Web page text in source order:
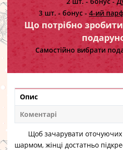
3 шт. - бонус -4-ий
Що потрібно
Самостійно вибрати
Опис
Коментарі
Щоб зачарувати оточуючих
шармом, жінці достатньо